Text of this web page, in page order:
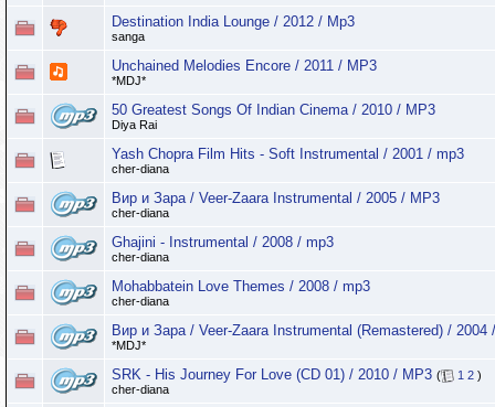
Destination India Lounge / 2012 / Mp3
sanga
Unchained Melodies Encore / 2011 / MP3
*MDJ*
50 Greatest Songs Of Indian Cinema / 2010 / MP3
Diya Rai
Yash Chopra Film Hits - Soft Instrumental / 2001 / mp3
cher-diana
Вир и Зара / Veer-Zaara Instrumental / 2005 / MP3
cher-diana
Ghajini - Instrumental / 2008 / mp3
cher-diana
Mohabbatein Love Themes / 2008 / mp3
cher-diana
Вир и Зара / Veer-Zaara Instrumental (Remastered) / 2004
*MDJ*
SRK - His Journey For Love (CD 01) / 2010 / МР3 ( 1 2 )
cher-diana